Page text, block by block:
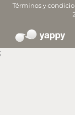
Términos y
;